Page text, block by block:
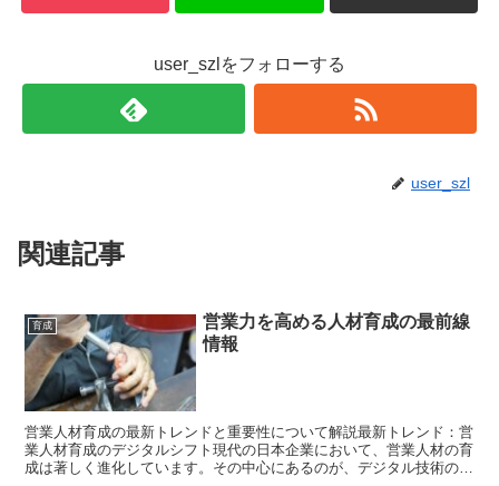
user_szlをフォローする
user_szl
関連記事
育成
営業力を高める人材育成の最前線
情報
営業人材育成の最新トレンドと重要性について解説最新トレンド：営
業人材育成のデジタルシフト現代の日本企業において、営業人材の育
成は著しく進化しています。その中心にあるのが、デジタル技術の積